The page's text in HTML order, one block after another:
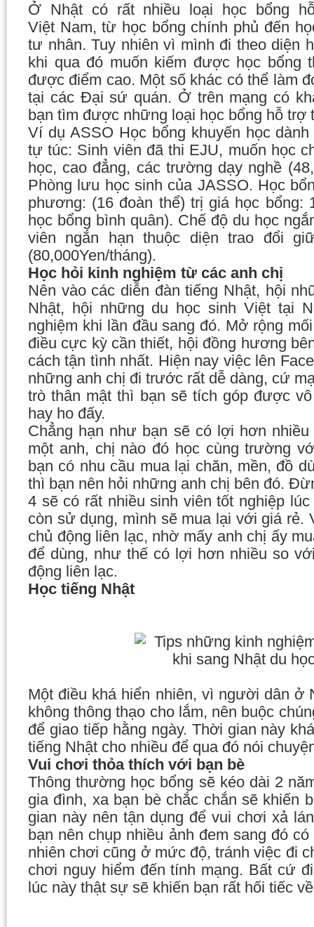
Ở Nhật có rất nhiều loại học bổng
Việt Nam, từ học bổng chính phủ đến
tư nhân. Tuy nhiên vì mình đi theo diện
khi qua đó muốn kiếm được học bổng
được điểm cao. Một số khác có thể làm
tại các Đại sứ quán. Ở trên mạng có
bạn tìm được những loại học bổng hỗ trợ
Ví dụ ASSO Học bổng khuyến học
tự túc: Sinh viên đã thi EJU, muốn học
học, cao đẳng, các trường dạy nghề
Phòng lưu học sinh của JASSO. Học
phương: (16 đoàn thể) trị giá học bổng:
học bổng bình quân). Chế độ du học
viên ngắn hạn thuộc diện trao đổi
(80,000Yen/tháng).
Học hỏi kinh nghiệm từ các anh chị
Nên vào các diễn đàn tiếng Nhật, hội
Nhật, hội những du học sinh Việt tại
nghiệm khi lần đầu sang đó. Mở rộng
điều cực kỳ cần thiết, hội đồng hương
cách tận tình nhất. Hiện nay việc lên
những anh chị đi trước rất dễ dàng, cứ
trò thân mật thì bạn sẽ tích góp được
hay ho đấy.
Chẳng hạn như bạn sẽ có lợi hơn
một anh, chị nào đó học cùng trường
bạn có nhu cầu mua lại chăn, mền, đồ
thì bạn nên hỏi những anh chị bên đó.
4 sẽ có rất nhiều sinh viên tốt nghiệp
còn sử dụng, mình sẽ mua lại với giá rẻ.
chủ động liên lạc, nhờ mấy anh chị ấy
để dùng, như thế có lợi hơn nhiều so
động liên lạc.
Học tiếng Nhật
Một điều khá hiển nhiên, vì người dân ở
không thông thạo cho lắm, nên buộc
để giao tiếp hằng ngày. Thời gian này
tiếng Nhật cho nhiều để qua đó nói
Vui chơi thỏa thích với bạn bè
Thông thường học bổng sẽ kéo dài 2
gia đình, xa bạn bè chắc chắn sẽ khiến
gian này nên tận dụng để vui chơi xả
bạn nên chụp nhiều ảnh đem sang đó
nhiên chơi cũng ở mức độ, tránh việc đi
chơi nguy hiểm đến tính mạng. Bất cứ
lúc này thật sự sẽ khiến bạn rất hối tiếc